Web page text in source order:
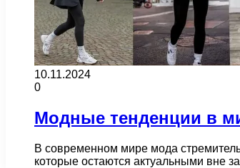
10.11.2024
0
Модные тенденции в
В современном мире мода
которые остаются актуальными вне